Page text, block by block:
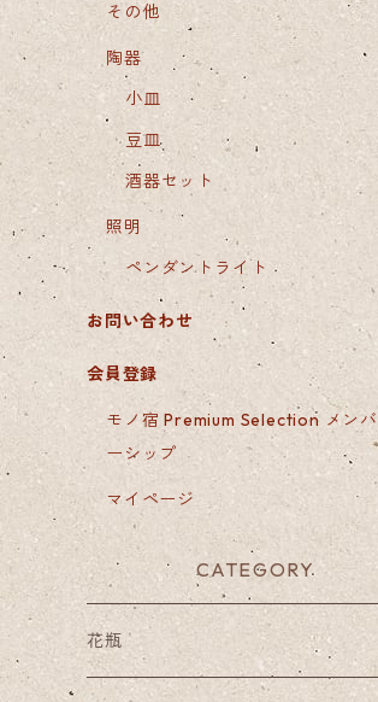
その他
陶器
小皿
豆皿
酒器セット
照明
ペンダントライト
お問い合わせ
会員登録
モノ宿 Premium Selection メンバ
ーシップ
マイページ
CATEGORY
花瓶